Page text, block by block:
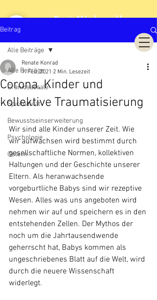
Praxis Märchenwald
Beitrag
Alle Beiträge
Craniosacrale
Spiritualität
Bewusstseinserweiterung
Psychologie
Ostern
Alle Beiträge
Corona, Kinder und
kollektive Traumatisierung
Renate Konrad
1. Feb. 2021 2 Min. Lesezeit
Wir sind alle Kinder unserer Zeit. Wie
wir aufwachsen wird bestimmt durch
gesellschaftliche Normen, kollektiven
Haltungen und der Geschichte unserer
Eltern. Als heranwachsende
vorgeburtliche Babys sind wir rezeptive
Wesen. Alles was uns angeboten wird
nehmen wir auf und speichern es in den
entstehenden Zellen. Der Mythos der
noch um die Jahrtausendwende
geherrscht hat, Babys kommen als
ungeschriebenes Blatt auf die Welt, wird
durch die neuere Wissenschaft
widerlegt.